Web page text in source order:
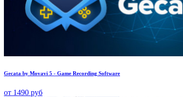
Gecata by Movavi 5 - Game Recording Software
от 1490 руб